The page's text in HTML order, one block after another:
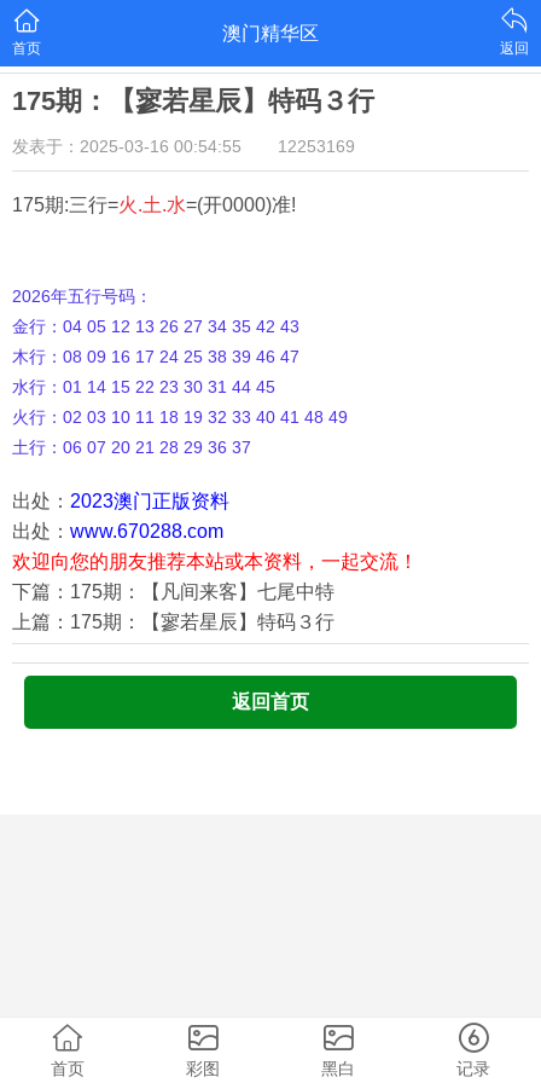
首页
澳门精华区
返回
175期：【寥若星辰】特码３行
发表于：2025-03-16 00:54:55 12253169
175期:三行=火.土.水=(开0000)准!
2026年五行号码：
金行：04 05 12 13 26 27 34 35 42 43
木行：08 09 16 17 24 25 38 39 46 47
水行：01 14 15 22 23 30 31 44 45
火行：02 03 10 11 18 19 32 33 40 41 48 49
土行：06 07 20 21 28 29 36 37
出处： 2023澳门正版资料
出处： www.670288.com
欢迎向您的朋友推荐本站或本资料，一起交流！
下篇：175期：【凡间来客】七尾中特
上篇：175期：【寥若星辰】特码３行
返回首页
首页 彩图 黑白 记录